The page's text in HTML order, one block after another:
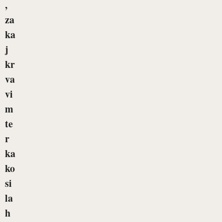
,
za
ka
j
kr
va
vi
m
te
r
ka
ko
si
la
h